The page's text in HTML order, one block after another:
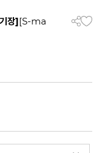
장][S-ma